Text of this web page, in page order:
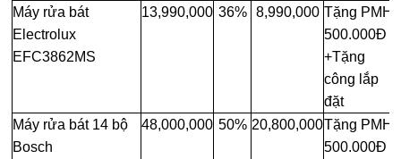
Máy rửa bát
Electrolux
EFC3862MS
13,990,000 36% 8,990,000 Tặng PMH
500.000Đ
+Tặng
công lắp
đặt
Máy rửa bát 14 bộ
Bosch
48,000,000 50% 20,800,000Tặng PMH
500.000Đ